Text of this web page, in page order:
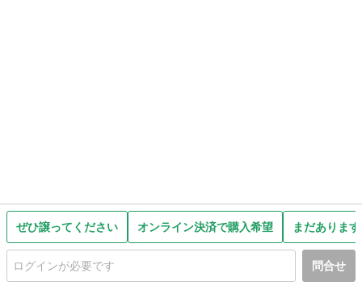
ぜひ譲ってください オンライン決済で購入希望 まだありま
問合せ